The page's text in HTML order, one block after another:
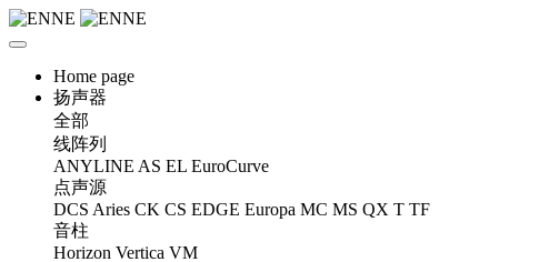
Home page
扬声器
全部
线阵列
ANYLINE AS EL EuroCurve
点声源
DCS Aries CK CS EDGE Europa MC MS QX T TF
音柱
Horizon Vertica VM